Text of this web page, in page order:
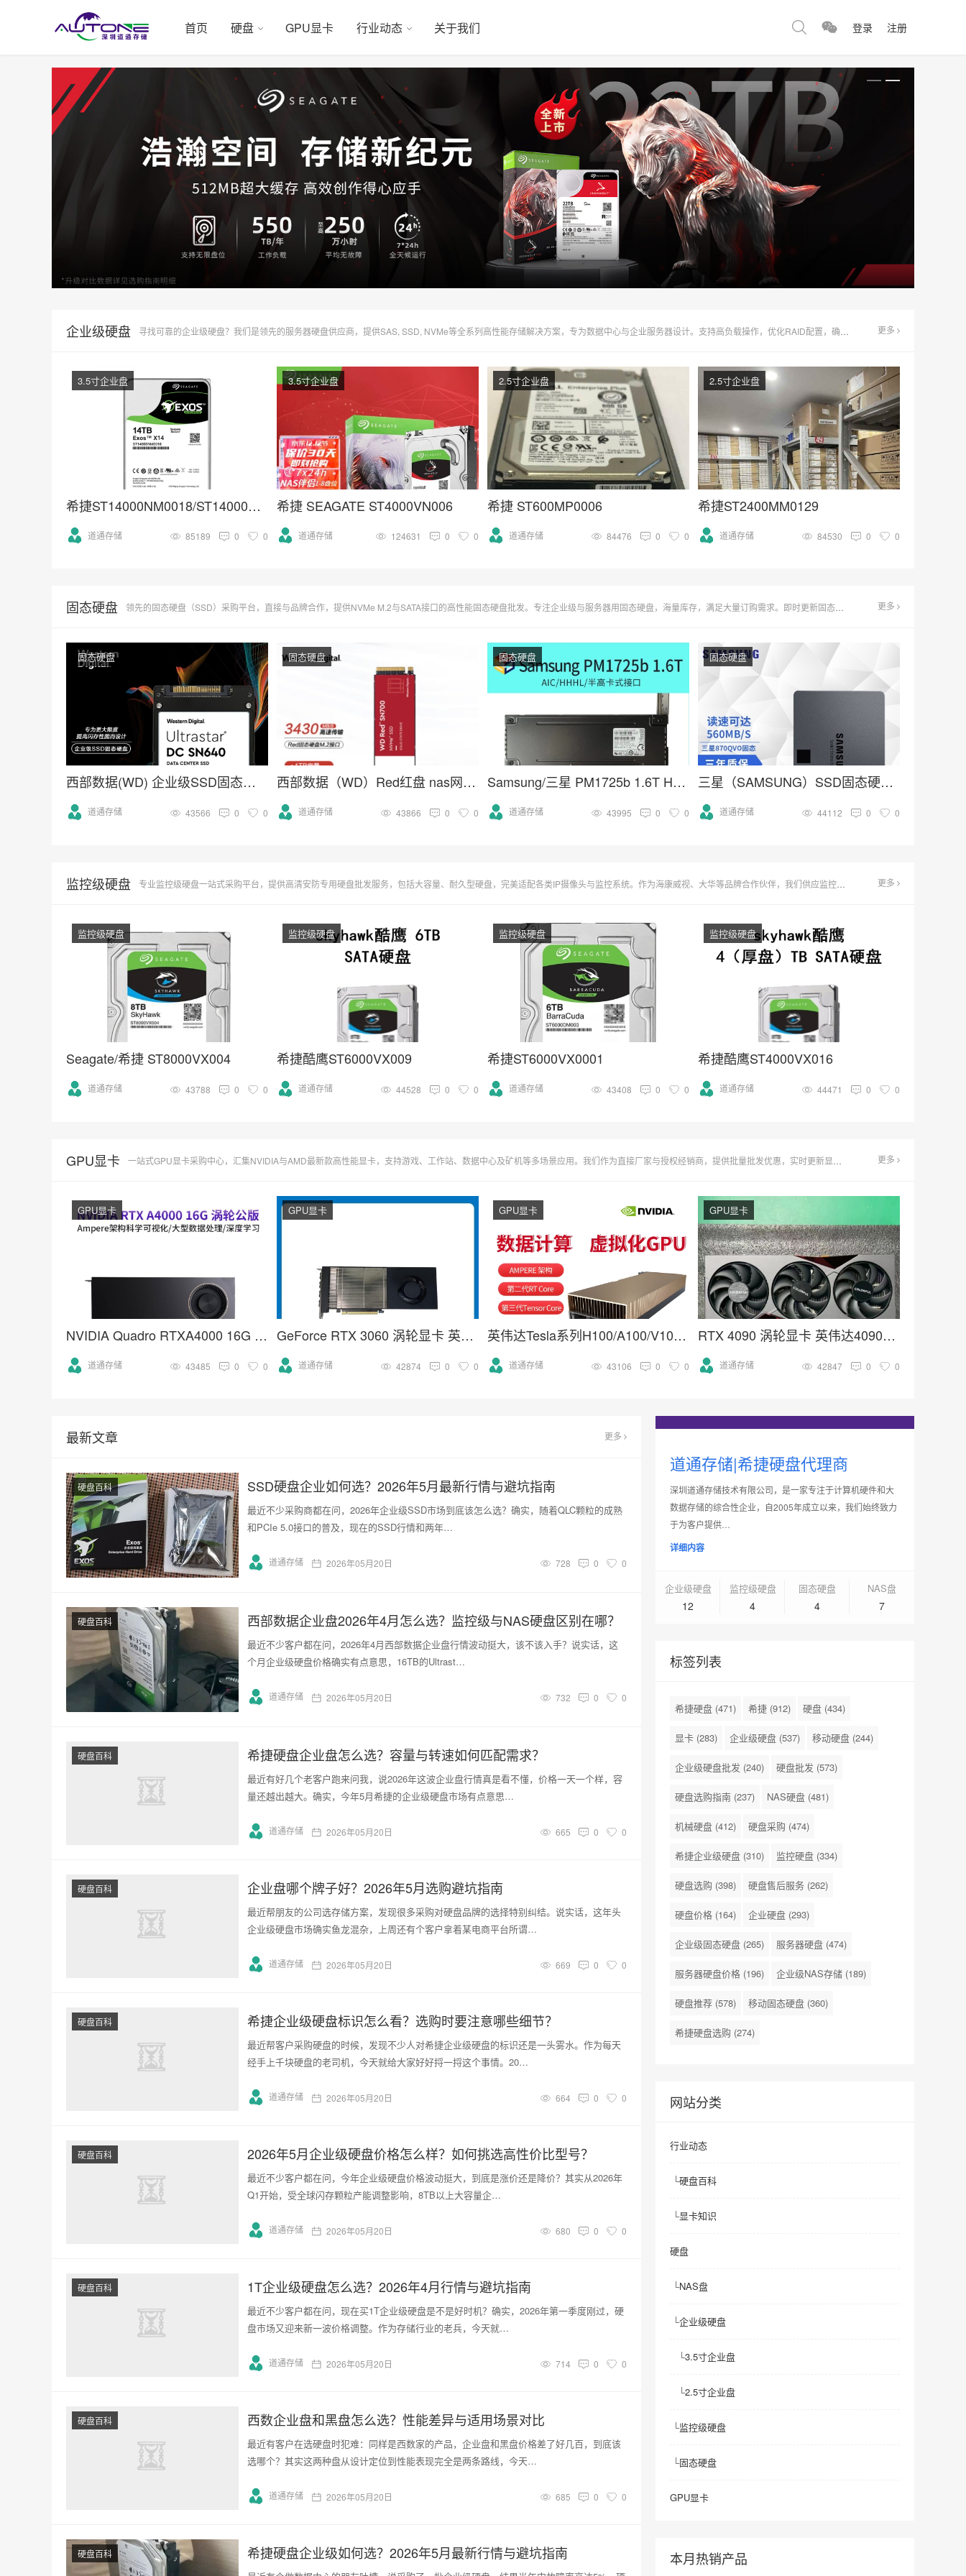
首页 硬盘 GPU显卡 行业动态 关于我们 登录 注册
企业级硬盘 寻找可靠的企业级硬盘？我们是领先的服务器硬盘供应商，提供SAS, SSD, NVMe等全系列高性能存储解决方案，专为数据中心与企业服务器设计。支持高负载操作，优化RAID配置，确保数据高速传输与绝对安全。西部数据、希捷、东芝等知名品牌，大容量、快速响应，满足企业多样化需求。批量采购，价格优惠，助力企业高效升级存储系统。 更多
希捷ST14000NM0018/ST14000NM001G 3.5寸SATA 14TB硬盘
3.5寸企业盘
道通存储 85189 0 0
希捷 SEAGATE ST4000VN006
3.5寸企业盘
道通存储 124631 0 0
希捷 ST600MP0006
2.5寸企业盘
道通存储 84476 0 0
希捷ST2400MM0129
2.5寸企业盘
道通存储 84530 0 0
固态硬盘 领先的固态硬盘（SSD）采购平台，直接与品牌合作，提供NVMe M.2与SATA接口的高性能固态硬盘批发。专注企业级与服务器用固态硬盘，海量库存，满足大量订购需求。即时更新固态硬盘市场价格行情，深度性能评测与数据传输速度对比报告，助您轻松选择最佳存储解决方案。 更多
西部数据(WD) 企业级SSD固态硬盘U.2接口（NVMe）SN640系列
固态硬盘
道通存储 43566 0 0
西部数据（WD）Red红盘 nas网络存储专用固态硬盘 企业级服务器
固态硬盘
道通存储 43866 0 0
Samsung/三星 PM1725b 1.6T HHHL PCIE卡式 企业级固态硬盘
固态硬盘
道通存储 43995 0 0
三星（SAMSUNG）SSD固态硬盘 SATA3.0接口 870 QVO
固态硬盘
道通存储 44112 0 0
监控级硬盘 专业监控级硬盘一站式采购平台，提供高清安防专用硬盘批发服务，包括大容量、耐久型硬盘，完美适配各类IP摄像头与监控系统。作为海康威视、大华等品牌合作伙伴，我们供应监控存储最优解，支持24小时连续录像需求，致力于为您打造低成本、高效率的监控存储解决方案。 更多
Seagate/希捷 ST8000VX004
监控级硬盘
道通存储 43788 0 0
希捷酷鹰ST6000VX009
监控级硬盘
道通存储 44528 0 0
希捷ST6000VX0001
监控级硬盘
道通存储 43408 0 0
希捷酷鹰ST4000VX016
监控级硬盘
道通存储 44471 0 0
GPU显卡 一站式GPU显卡采购中心，汇集NVIDIA与AMD最新款高性能显卡，支持游戏、工作站、数据中心及矿机等多场景应用。我们作为直接厂家与授权经销商，提供批量批发优惠，实时更新显卡价格对比与详尽性能评测报告。无论是寻求高性价比游戏显卡还是专业图形处理解决方案，这里都能满足您的需求。 更多
NVIDIA Quadro RTXA4000 16G GDDR6人工智能GPU专业图形显卡
GPU显卡
道通存储 43485 0 0
GeForce RTX 3060 涡轮显卡 英伟达30系列 NVIDIA GPU卡
GPU显卡
道通存储 42874 0 0
英伟达Tesla系列H100/A100/V100/A40计算加速高端GPU推理训练显卡
GPU显卡
道通存储 43106 0 0
RTX 4090 涡轮显卡 英伟达4090系列 深度学习 GPU加速卡
GPU显卡
道通存储 42847 0 0
最新文章 更多
硬盘百科 SSD硬盘企业如何选？2026年5月最新行情与避坑指南
最近不少采购商都在问，2026年企业级SSD市场到底该怎么选？确实，随着QLC颗粒的成熟
和PCIe 5.0接口的普及，现在的SSD行情和两年…
道通存储 2026年05月20日 728 0 0
硬盘百科 西部数据企业盘2026年4月怎么选？监控级与NAS硬盘区别在哪？
最近不少客户都在问，2026年4月西部数据企业盘行情波动挺大，该不该入手？说实话，这
个月企业级硬盘价格确实有点意思，16TB的Ultrast…
道通存储 2026年05月20日 732 0 0
硬盘百科 希捷硬盘企业盘怎么选？容量与转速如何匹配需求？
最近有好几个老客户跑来问我，说2026年这波企业盘行情真是看不懂，价格一天一个样，容
量还越出越大。确实，今年5月希捷的企业级硬盘市场有点意思…
道通存储 2026年05月20日 665 0 0
硬盘百科 企业盘哪个牌子好？2026年5月选购避坑指南
最近帮朋友的公司选存储方案，发现很多采购对硬盘品牌的选择特别纠结。说实话，这年头
企业级硬盘市场确实鱼龙混杂，上周还有个客户拿着某电商平台所谓…
道通存储 2026年05月20日 669 0 0
硬盘百科 希捷企业级硬盘标识怎么看？选购时要注意哪些细节？
最近帮客户采购硬盘的时候，发现不少人对希捷企业级硬盘的标识还是一头雾水。作为每天
经手上千块硬盘的老司机，今天就给大家好好捋一捋这个事情。20…
道通存储 2026年05月20日 664 0 0
硬盘百科 2026年5月企业级硬盘价格怎么样？如何挑选高性价比型号？
最近不少客户都在问，今年企业级硬盘价格波动挺大，到底是涨价还是降价？其实从2026年
Q1开始，受全球闪存颗粒产能调整影响，8TB以上大容量企…
道通存储 2026年05月20日 680 0 0
硬盘百科 1T企业级硬盘怎么选？2026年4月行情与避坑指南
最近不少客户都在问，现在买1T企业级硬盘是不是好时机？确实，2026年第一季度刚过，硬
盘市场又迎来新一波价格调整。作为存储行业的老兵，今天就…
道通存储 2026年05月20日 714 0 0
硬盘百科 西数企业盘和黑盘怎么选？性能差异与适用场景对比
最近有客户在选硬盘时犯难：同样是西数家的产品，企业盘和黑盘价格差了好几百，到底该
选哪个？其实这两种盘从设计定位到性能表现完全是两条路线，今天…
道通存储 2026年05月20日 685 0 0
硬盘百科 希捷硬盘企业级如何选？2026年5月最新行情与避坑指南
道通存储|希捷硬盘代理商
深圳道通存储技术有限公司，是一家专注于计算机硬件和大
数据存储的综合性企业，自2005年成立以来，我们始终致力
于为客户提供…
详细内容
企业级硬盘
12
监控级硬盘
4
固态硬盘
4
NAS盘
7
标签列表
希捷硬盘 (471) 希捷 (912) 硬盘 (434)
显卡 (283) 企业级硬盘 (537) 移动硬盘 (244)
企业级硬盘批发 (240) 硬盘批发 (573)
硬盘选购指南 (237) NAS硬盘 (481)
机械硬盘 (412) 硬盘采购 (474)
希捷企业级硬盘 (310) 监控硬盘 (334)
硬盘选购 (398) 硬盘售后服务 (262)
硬盘价格 (164) 企业硬盘 (293)
企业级固态硬盘 (265) 服务器硬盘 (474)
服务器硬盘价格 (196) 企业级NAS存储 (189)
硬盘推荐 (578) 移动固态硬盘 (360)
希捷硬盘选购 (274)
网站分类
行业动态
└硬盘百科
└显卡知识
硬盘
└NAS盘
└企业级硬盘
└3.5寸企业盘
└2.5寸企业盘
└监控级硬盘
└固态硬盘
GPU显卡
本月热销产品